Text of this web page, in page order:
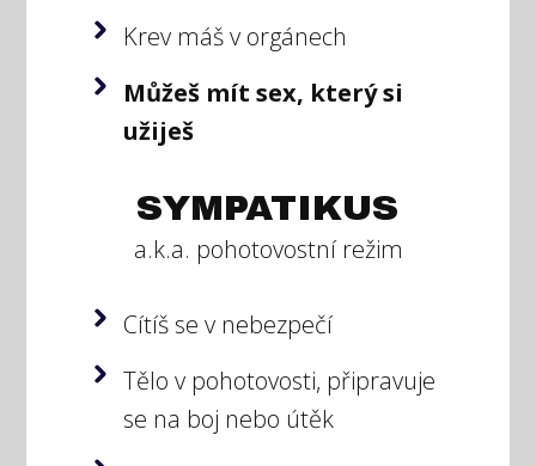
Krev máš v orgánech
Můžeš mít sex, který si
užiješ
SYMPATIKUS
a.k.a. pohotovostní režim
Cítíš se v nebezpečí
Tělo v pohotovosti, připravuje
se na boj nebo útěk